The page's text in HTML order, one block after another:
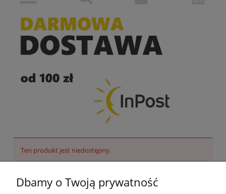
Ten produkt jest niedostępny.
Dbamy o Twoją prywatność